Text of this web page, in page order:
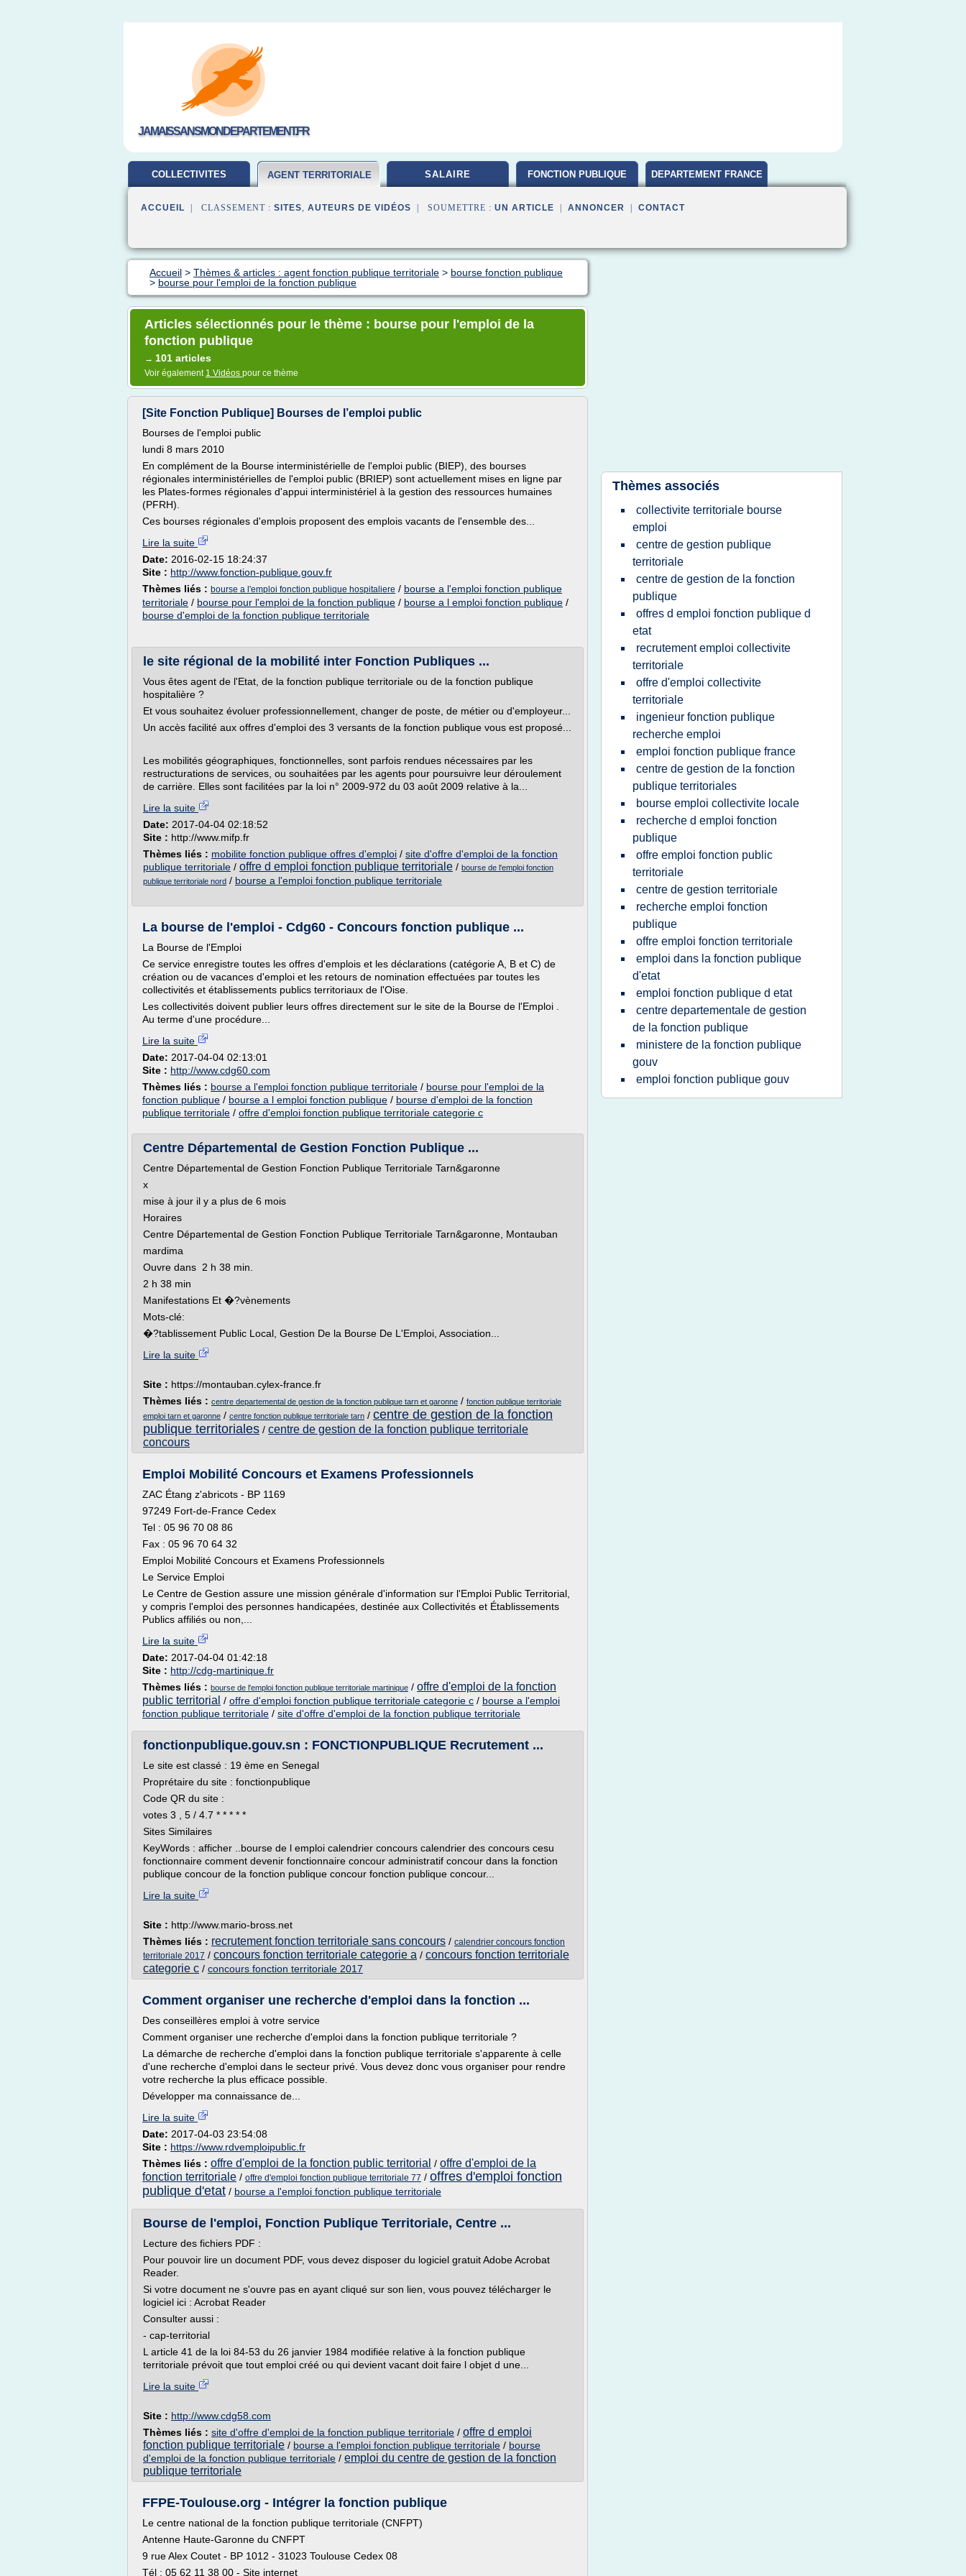
JAMAISSANSMONDEPARTEMENT.FR
COLLECTIVITES AGENT TERRITORIALE SALAIRE FONCTION PUBLIQUE DEPARTEMENT FRANCE
ACCUEIL | CLASSEMENT : SITES, AUTEURS DE VIDÉOS | SOUMETTRE : UN ARTICLE ANNONCER CONTACT
Accueil > Thèmes & articles : agent fonction publique territoriale > bourse fonction publique
> bourse pour l'emploi de la fonction publique
Articles sélectionnés pour le thème : bourse pour l'emploi de la
fonction publique
→ 101 articles
Voir également 1 Vidéos pour ce thème
[Site Fonction Publique] Bourses de l’emploi public
Bourses de l'emploi public
lundi 8 mars 2010
En complément de la Bourse interministérielle de l'emploi public (BIEP), des bourses
régionales interministérielles de l'emploi public (BRIEP) sont actuellement mises en ligne par
les Plates-formes régionales d'appui interministériel à la gestion des ressources humaines
(PFRH).
Ces bourses régionales d'emplois proposent des emplois vacants de l'ensemble des...
Lire la suite
Date: 2016-02-15 18:24:37
Site : http://www.fonction-publique.gouv.fr
Thèmes liés : bourse a l'emploi fonction publique hospitaliere / bourse a l'emploi fonction publique
territoriale / bourse pour l'emploi de la fonction publique / bourse a l emploi fonction publique /
bourse d'emploi de la fonction publique territoriale
le site régional de la mobilité inter Fonction Publiques ...
Vous êtes agent de l'Etat, de la fonction publique territoriale ou de la fonction publique
hospitalière ?
Et vous souhaitez évoluer professionnellement, changer de poste, de métier ou d'employeur...
Un accès facilité aux offres d'emploi des 3 versants de la fonction publique vous est proposé...
Les mobilités géographiques, fonctionnelles, sont parfois rendues nécessaires par les
restructurations de services, ou souhaitées par les agents pour poursuivre leur déroulement
de carrière. Elles sont facilitées par la loi n° 2009-972 du 03 août 2009 relative à la...
Lire la suite
Date: 2017-04-04 02:18:52
Site : http://www.mifp.fr
Thèmes liés : mobilite fonction publique offres d'emploi / site d'offre d'emploi de la fonction
publique territoriale / offre d emploi fonction publique territoriale / bourse de l'emploi fonction
publique territoriale nord / bourse a l'emploi fonction publique territoriale
La bourse de l'emploi - Cdg60 - Concours fonction publique ...
La Bourse de l'Emploi
Ce service enregistre toutes les offres d'emplois et les déclarations (catégorie A, B et C) de
création ou de vacances d'emploi et les retours de nomination effectuées par toutes les
collectivités et établissements publics territoriaux de l'Oise.
Les collectivités doivent publier leurs offres directement sur le site de la Bourse de l'Emploi .
Au terme d'une procédure...
Lire la suite
Date: 2017-04-04 02:13:01
Site : http://www.cdg60.com
Thèmes liés : bourse a l'emploi fonction publique territoriale / bourse pour l'emploi de la
fonction publique / bourse a l emploi fonction publique / bourse d'emploi de la fonction
publique territoriale / offre d'emploi fonction publique territoriale categorie c
Centre Départemental de Gestion Fonction Publique ...
Centre Départemental de Gestion Fonction Publique Territoriale Tarn&garonne
x
mise à jour il y a plus de 6 mois
Horaires
Centre Départemental de Gestion Fonction Publique Territoriale Tarn&garonne, Montauban
mardima
Ouvre dans 2 h 38 min.
2 h 38 min
Manifestations Et �?vènements
Mots-clé:
�?tablissement Public Local, Gestion De la Bourse De L'Emploi, Association...
Lire la suite
Site : https://montauban.cylex-france.fr
Thèmes liés : centre departemental de gestion de la fonction publique tarn et garonne / fonction publique territoriale
emploi tarn et garonne / centre fonction publique territoriale tarn / centre de gestion de la fonction
publique territoriales / centre de gestion de la fonction publique territoriale
concours
Emploi Mobilité Concours et Examens Professionnels
ZAC Étang z'abricots - BP 1169
97249 Fort-de-France Cedex
Tel : 05 96 70 08 86
Fax : 05 96 70 64 32
Emploi Mobilité Concours et Examens Professionnels
Le Service Emploi
Le Centre de Gestion assure une mission générale d'information sur l'Emploi Public Territorial,
y compris l'emploi des personnes handicapées, destinée aux Collectivités et Établissements
Publics affiliés ou non,...
Lire la suite
Date: 2017-04-04 01:42:18
Site : http://cdg-martinique.fr
Thèmes liés : bourse de l'emploi fonction publique territoriale martinique / offre d'emploi de la fonction
public territorial / offre d'emploi fonction publique territoriale categorie c / bourse a l'emploi
fonction publique territoriale / site d'offre d'emploi de la fonction publique territoriale
fonctionpublique.gouv.sn : FONCTIONPUBLIQUE Recrutement ...
Le site est classé : 19 ème en Senegal
Proprétaire du site : fonctionpublique
Code QR du site :
votes 3 , 5 / 4.7 * * * * *
Sites Similaires
KeyWords : afficher ..bourse de l emploi calendrier concours calendrier des concours cesu
fonctionnaire comment devenir fonctionnaire concour administratif concour dans la fonction
publique concour de la fonction publique concour fonction publique concour...
Lire la suite
Site : http://www.mario-bross.net
Thèmes liés : recrutement fonction territoriale sans concours / calendrier concours fonction
territoriale 2017 / concours fonction territoriale categorie a / concours fonction territoriale
categorie c / concours fonction territoriale 2017
Comment organiser une recherche d'emploi dans la fonction ...
Des conseillères emploi à votre service
Comment organiser une recherche d'emploi dans la fonction publique territoriale ?
La démarche de recherche d'emploi dans la fonction publique territoriale s'apparente à celle
d'une recherche d'emploi dans le secteur privé. Vous devez donc vous organiser pour rendre
votre recherche la plus efficace possible.
Développer ma connaissance de...
Lire la suite
Date: 2017-04-03 23:54:08
Site : https://www.rdvemploipublic.fr
Thèmes liés : offre d'emploi de la fonction public territorial / offre d'emploi de la
fonction territoriale / offre d'emploi fonction publique territoriale 77 / offres d'emploi fonction
publique d'etat / bourse a l'emploi fonction publique territoriale
Bourse de l'emploi, Fonction Publique Territoriale, Centre ...
Lecture des fichiers PDF :
Pour pouvoir lire un document PDF, vous devez disposer du logiciel gratuit Adobe Acrobat
Reader.
Si votre document ne s'ouvre pas en ayant cliqué sur son lien, vous pouvez télécharger le
logiciel ici : Acrobat Reader
Consulter aussi :
- cap-territorial
L article 41 de la loi 84-53 du 26 janvier 1984 modifiée relative à la fonction publique
territoriale prévoit que tout emploi créé ou qui devient vacant doit faire l objet d une...
Lire la suite
Site : http://www.cdg58.com
Thèmes liés : site d'offre d'emploi de la fonction publique territoriale / offre d emploi
fonction publique territoriale / bourse a l'emploi fonction publique territoriale / bourse
d'emploi de la fonction publique territoriale / emploi du centre de gestion de la fonction
publique territoriale
FFPE-Toulouse.org - Intégrer la fonction publique
Le centre national de la fonction publique territoriale (CNFPT)
Antenne Haute-Garonne du CNFPT
9 rue Alex Coutet - BP 1012 - 31023 Toulouse Cedex 08
Tél : 05 62 11 38 00 - Site internet
Thèmes associés
collectivite territoriale bourse
emploi
centre de gestion publique
territoriale
centre de gestion de la fonction
publique
offres d emploi fonction publique d
etat
recrutement emploi collectivite
territoriale
offre d'emploi collectivite
territoriale
ingenieur fonction publique
recherche emploi
emploi fonction publique france
centre de gestion de la fonction
publique territoriales
bourse emploi collectivite locale
recherche d emploi fonction
publique
offre emploi fonction public
territoriale
centre de gestion territoriale
recherche emploi fonction
publique
offre emploi fonction territoriale
emploi dans la fonction publique
d'etat
emploi fonction publique d etat
centre departementale de gestion
de la fonction publique
ministere de la fonction publique
gouv
emploi fonction publique gouv